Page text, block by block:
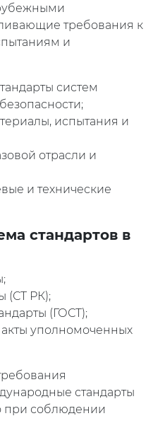
требования к
и
систем
испытания и
отрасли и
и технические
стандартов в
(СТ РК);
(ГОСТ);
уполномоченных
стандарты
при соблюдении